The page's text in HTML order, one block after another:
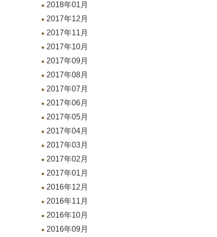
2018年01月
2017年12月
2017年11月
2017年10月
2017年09月
2017年08月
2017年07月
2017年06月
2017年05月
2017年04月
2017年03月
2017年02月
2017年01月
2016年12月
2016年11月
2016年10月
2016年09月